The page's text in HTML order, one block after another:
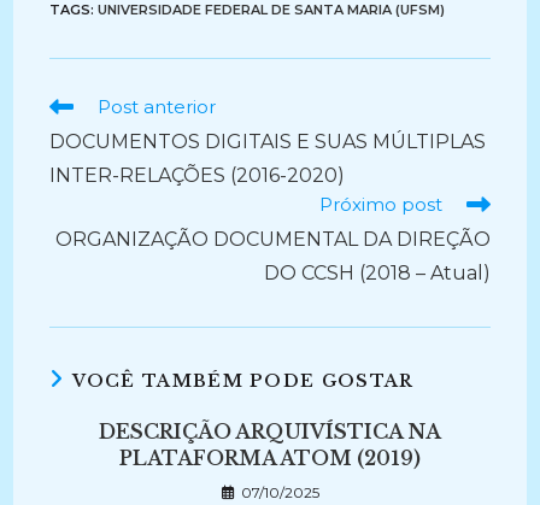
TAGS:UNIVERSIDADE FEDERAL DE SANTA MARIA (UFSM)
Ler
artigos
Post anterior
DOCUMENTOS DIGITAIS E SUAS MÚLTIPLAS
INTER-RELAÇÕES (2016-2020)
Próximo post
ORGANIZAÇÃO DOCUMENTAL DA DIREÇÃO
DO CCSH (2018 – Atual)
VOCÊ TAMBÉM PODE GOSTAR
DESCRIÇÃO ARQUIVÍSTICA NA
PLATAFORMA ATOM (2019)
07/10/2025